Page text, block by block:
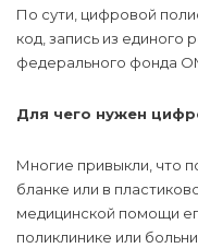
По сути, цифровой
код, запись из единого
федерального фонда
Для чего нужен
Многие привыкли, что
бланке или в
медицинской помощи
поликлинике или